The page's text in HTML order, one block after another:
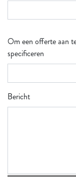
Om een offerte aan
specificeren
Bericht